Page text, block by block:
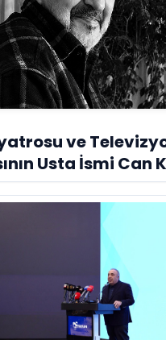
ve
Usta İsmi Can
Kaybetti